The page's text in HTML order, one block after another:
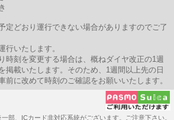
どおり運行できない場合がありますのでご了
いたします。
時刻を変更する場合は、概ねダイヤ改正の1週
掲載いたします。そのため、1週間以上先の日
前に改めて時刻のご確認をお願いいたします。
部、ICカード非対応系統がございます。ご注意下さい。